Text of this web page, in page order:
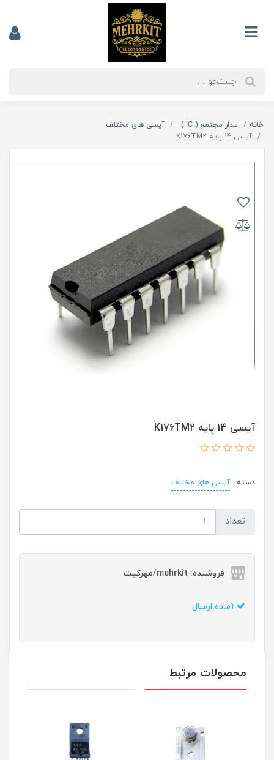
خانه مدار مجتمع ( IC )
آیسی های مختلف
آیسی 14 پایه K176TM2
آیسی 14 پایه K176TM2
دسته : آیسی های مختلف
تعداد
فروشنده: mehrkit/مهرکیت
آماده ارسال
محصولات مرتبط